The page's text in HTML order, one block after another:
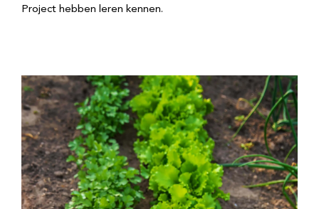
Project hebben leren kennen.